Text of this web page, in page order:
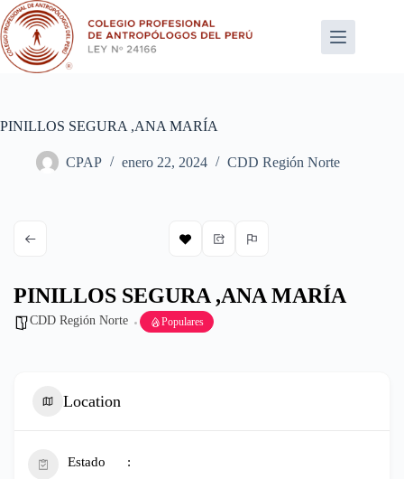
Saltar
al
contenido
PINILLOS SEGURA ,ANA MARÍA
CPAP enero 22, 2024 CDD Región Norte
PINILLOS SEGURA ,ANA MARÍA
CDD Región Norte Populares
Location
Estado